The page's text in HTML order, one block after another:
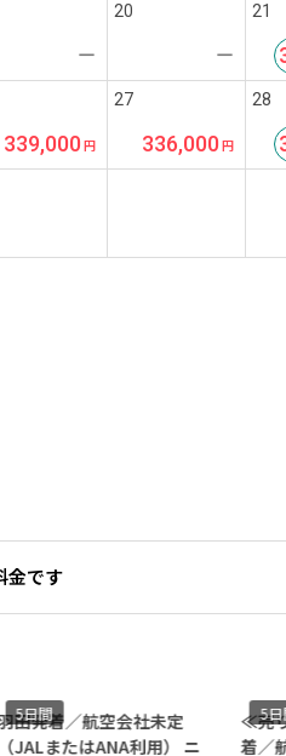
ー
20
ー
21
339,000
27
336,000
28
金です
田発着／航空会社未定
（JALまたはANA利用） ニ
5日間
≪売
着／
5日